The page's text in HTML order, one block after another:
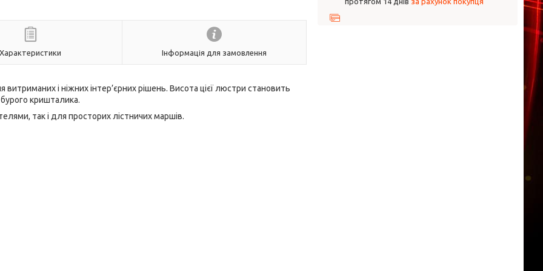
Характеристики Інформація для замовлення
і ніжних інтер’єрних рішень. Висота цієї люстри становить
кришталика.
так і для просторих лістничих маршів.